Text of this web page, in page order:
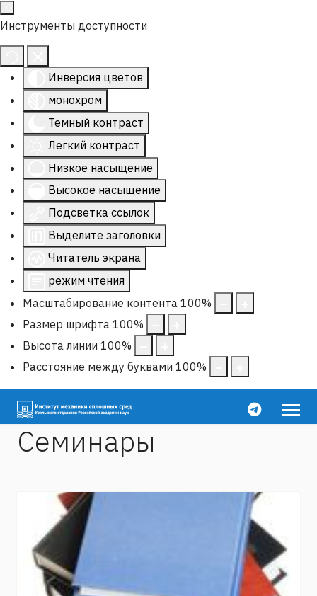
Инструменты доступности
Инверсия цветов
монохром
Темный контраст
Легкий контраст
Низкое насыщение
Высокое насыщение
Подсветка ссылок
Выделите заголовки
Читатель экрана
режим чтения
Масштабирование контента 100%
Размер шрифта 100%
Высота линии 100%
Расстояние между буквами 100%
Семинары